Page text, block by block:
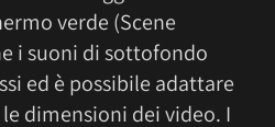
verde (Scene
i suoni di sottofondo
ed è possibile adattare
dimensioni dei video. I